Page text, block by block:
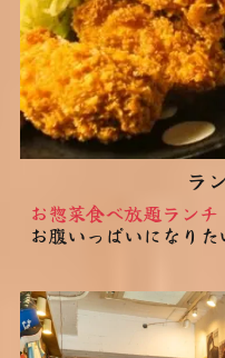
ラ
お惣菜食べ放題ランチ
お腹いっぱいになりた